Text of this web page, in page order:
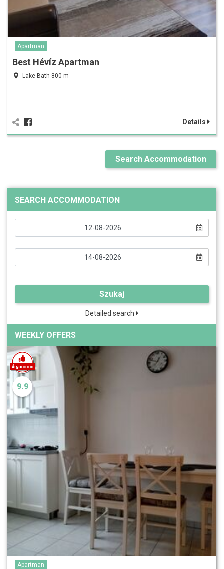
Apartman
Best Hévíz Apartman
Lake Bath 800 m
Details
Search Accommodation
SEARCH ACCOMMODATION
Szukaj
Detailed search
WEEKLY OFFERS
9.9
Apartman